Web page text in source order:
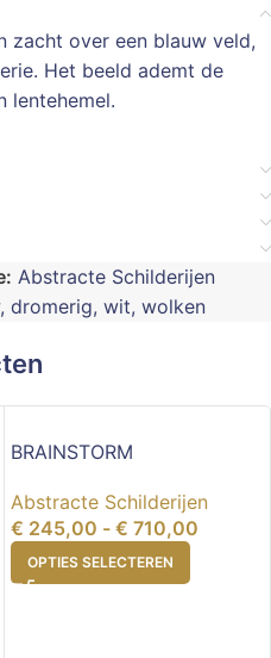
zacht over een blauw veld,
Het beeld ademt de
lentehemel.
Abstracte Schilderijen
, dromerig, wit, wolken
BRAINSTORM
Abstracte Schilderijen
€ 245,00 - € 710,00
OPTIES SELECTEREN